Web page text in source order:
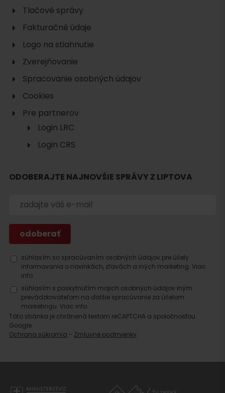
Hľadať
Tlačové správy
Fakturačné údaje
Logo na stiahnutie
Zverejňovanie
Spracovanie osobných údajov
Cookies
Pre partnerov
Login LRC
Login CRS
ODOBERAJTE NAJNOVŠIE SPRÁVY Z LIPTOVA
súhlasím so spracúvaním osobných údajov pre účely
informovania o novinkách, zľavách a iných marketing. Viac
info.
súhlasím s poskytnutím mojich osobných údajov iným
prevádzkovateľom na ďalšie spracúvanie za účelom
marketingu. Viac info.
Táto stránka je chránená testom reCAPTCHA a spoločnosťou
Google.
Ochrana súkromia - Zmluvné podmienky